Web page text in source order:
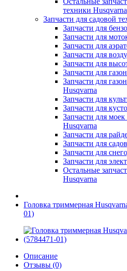
техники Husqvarna
Запчасти для садовой
Запчасти для
Запчасти для
Запчасти для
Запчасти для
Запчасти для
Запчасти для
Запчасти для
Husqvarna
Запчасти для
Запчасти для
Запчасти для
Husqvarna
Запчасти для
Запчасти для
Запчасти для
Запчасти для
Остальные
Husqvarna
Головка триммерная
01)
Описание
Отзывы (0)